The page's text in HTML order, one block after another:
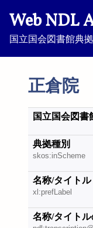
Web NDL
国立国会図書館典
正倉院
国立国会図書
典拠種別
skos:inScheme
名称/タイトル
xl:prefLabel
名称/タイト